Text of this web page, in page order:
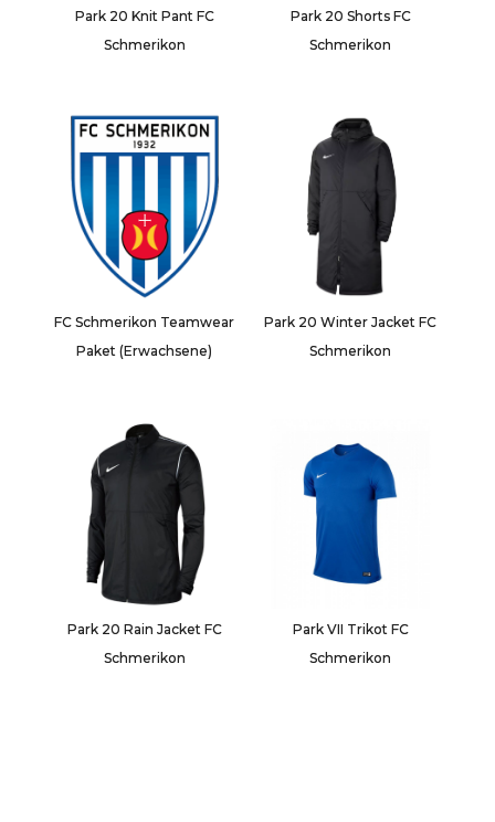
Park 20 Knit Pant FC
Schmerikon
Park 20 Shorts FC
Schmerikon
FC Schmerikon Teamwear
Paket (Erwachsene)
Park 20 Winter Jacket FC
Schmerikon
Park 20 Rain Jacket FC
Schmerikon
Park VII Trikot FC
Schmerikon